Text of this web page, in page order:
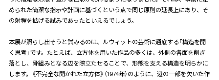
められた簡潔な指示や計画に基づくという点で同じ原則の延長上にあり、そ
の射程を拡げる試みであったといえるでしょう。
本展が照らし出そうと試みるのは、ルウィットの芸術に通底する「構造を開
く思考」です。たとえば、立方体を用いた作品の多くは、外側の各面を削ぎ
落とし、骨組みとなる辺を際立たせることで、形態を支える構造を明らかに
します。《不完全な開かれた立方体》（1974年）のように、辺の一部を欠いた作